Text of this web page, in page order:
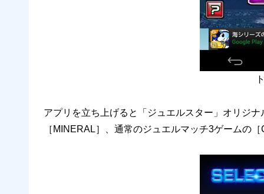
アプリを立ち上げると「ジュエルスター」オリジ
［MINERAL］、通常のジュエルマッチ3ゲームの